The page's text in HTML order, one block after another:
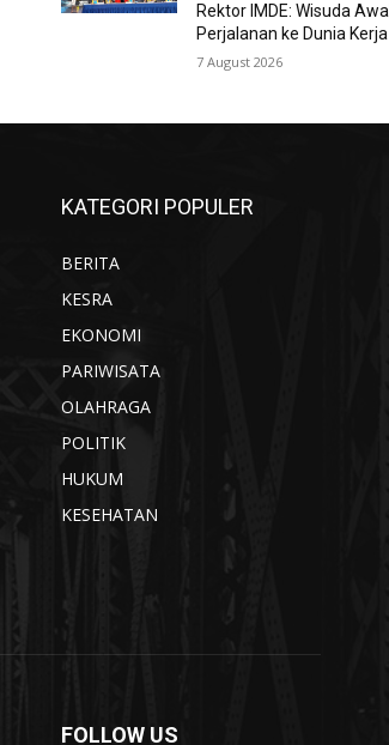
Rektor IMDE: Wisuda Awal
Perjalanan ke Dunia Kerja
7 August 2026
KATEGORI POPULER
BERITA
KESRA
EKONOMI
PARIWISATA
OLAHRAGA
POLITIK
HUKUM
KESEHATAN
FOLLOW US